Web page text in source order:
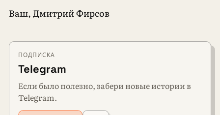
Ваш, Дмитрий Фирсов
ПОДПИСКА
Telegram
Если было полезно, забери новые истории в
Telegram.